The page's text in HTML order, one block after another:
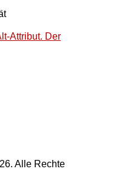
Alle Rechte